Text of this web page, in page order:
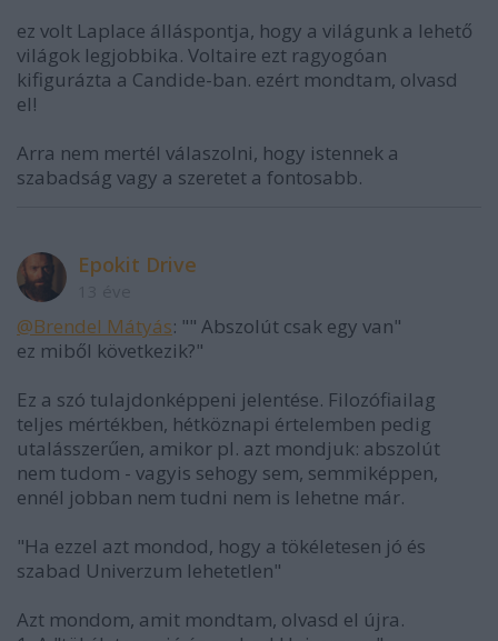
ez volt Laplace álláspontja, hogy a világunk a lehető
világok legjobbika. Voltaire ezt ragyogóan
kifigurázta a Candide-ban. ezért mondtam, olvasd
el!
Arra nem mertél válaszolni, hogy istennek a
szabadság vagy a szeretet a fontosabb.
Epokit Drive
@Brendel Mátyás: "" Abszolút csak egy van"
ez miből következik?"
Ez a szó tulajdonképpeni jelentése. Filozófiailag
teljes mértékben, hétköznapi értelemben pedig
utalásszerűen, amikor pl. azt mondjuk: abszolút
nem tudom - vagyis sehogy sem, semmiképpen,
ennél jobban nem tudni nem is lehetne már.
"Ha ezzel azt mondod, hogy a tökéletesen jó és
szabad Univerzum lehetetlen"
Azt mondom, amit mondtam, olvasd el újra.